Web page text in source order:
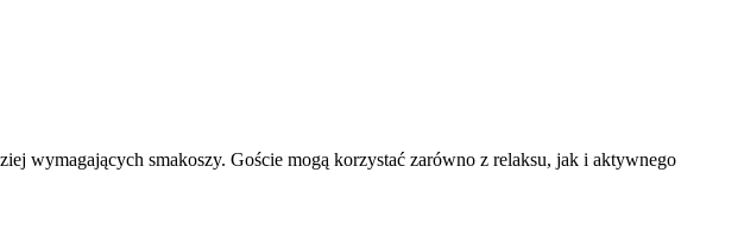
wymagających smakoszy. Goście mogą korzystać zarówno z relaksu, jak i aktywnego